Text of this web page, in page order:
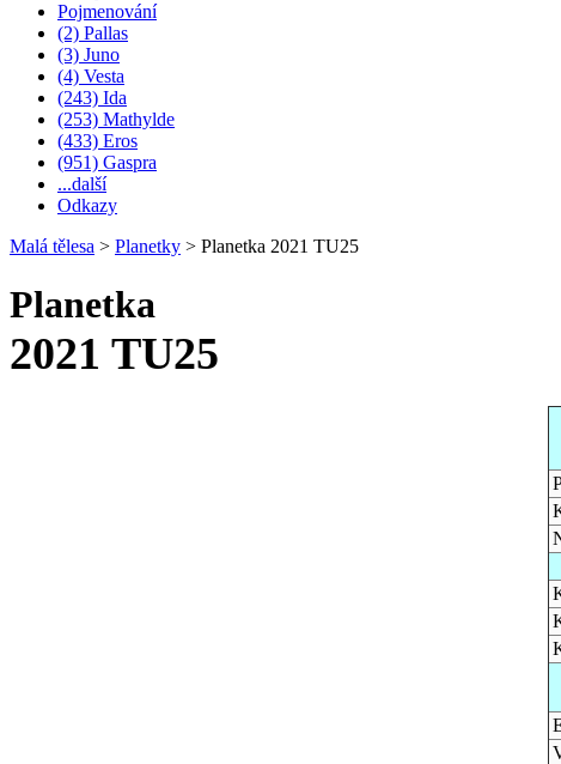
Pojmenování
(2) Pallas
(3) Juno
(4) Vesta
(243) Ida
(253) Mathylde
(433) Eros
(951) Gaspra
...další
Odkazy
Malá tělesa > Planetky > Planetka 2021 TU25
Planetka
2021 TU25